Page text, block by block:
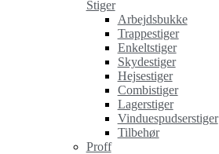
Stiger
Arbejdsbukke
Trappestiger
Enkeltstiger
Skydestiger
Hejsestiger
Combistiger
Lagerstiger
Vinduespudserstiger
Tilbehør
Proff